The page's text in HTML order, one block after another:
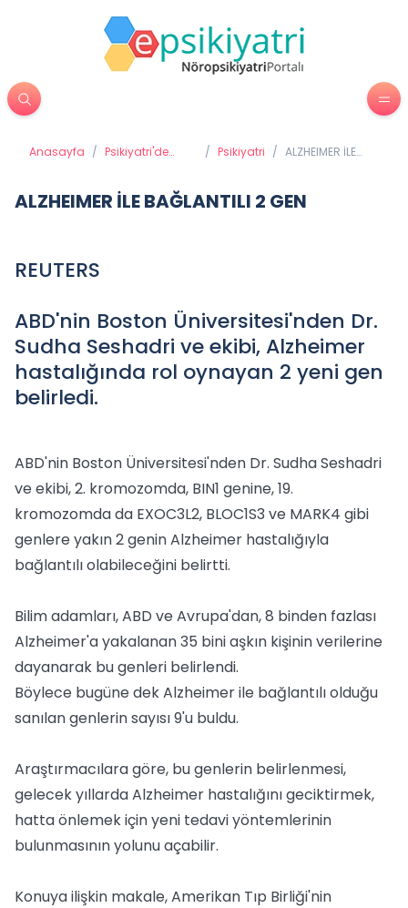
Anasayfa / Psikiyatri'de
/ Psikiyatri / ALZHEIMER İLE
ALZHEIMER İLE BAĞLANTILI 2 GEN
REUTERS
ABD'nin Boston Üniversitesi'nden Dr.
Sudha Seshadri ve ekibi, Alzheimer
hastalığında rol oynayan 2 yeni gen
belirledi.
ABD'nin Boston Üniversitesi'nden Dr. Sudha Seshadri
ve ekibi, 2. kromozomda, BIN1 genine, 19.
kromozomda da EXOC3L2, BLOC1S3 ve MARK4 gibi
genlere yakın 2 genin Alzheimer hastalığıyla
bağlantılı olabileceğini belirtti.
Bilim adamları, ABD ve Avrupa'dan, 8 binden fazlası
Alzheimer'a yakalanan 35 bini aşkın kişinin verilerine
dayanarak bu genleri belirlendi.
Böylece bugüne dek Alzheimer ile bağlantılı olduğu
sanılan genlerin sayısı 9'u buldu.
Araştırmacılara göre, bu genlerin belirlenmesi,
gelecek yıllarda Alzheimer hastalığını geciktirmek,
hatta önlemek için yeni tedavi yöntemlerinin
bulunmasının yolunu açabilir.
Konuya ilişkin makale, Amerikan Tıp Birliği'nin